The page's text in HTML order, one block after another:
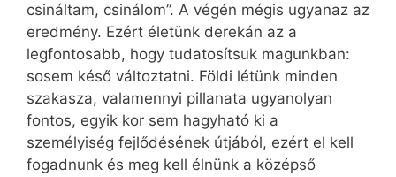
csináltam, csinálom”. A végén mégis ugyanaz az
eredmény. Ezért életünk derekán az a
legfontosabb, hogy tudatosítsuk magunkban:
sosem késő változtatni. Földi létünk minden
szakasza, valamennyi pillanata ugyanolyan
fontos, egyik kor sem hagyható ki a
személyiség fejlődésének útjából, ezért el kell
fogadnunk és meg kell élnünk a középső